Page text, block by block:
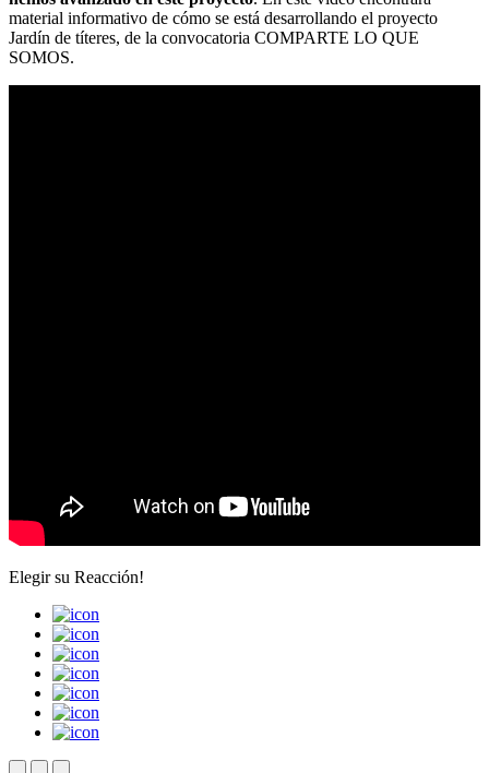
material informativo de cómo se está desarrollando el proyecto
Jardín de títeres, de la convocatoria COMPARTE LO QUE
SOMOS.
Elegir su Reacción!